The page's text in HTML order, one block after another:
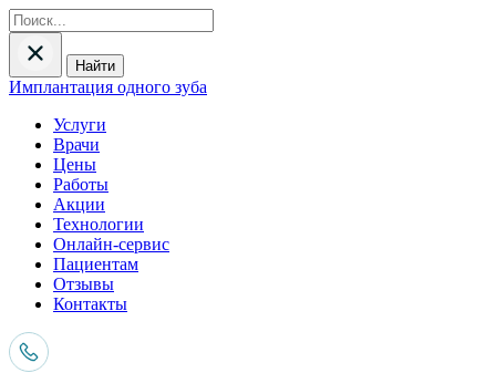
Найти
Имплантация одного зуба
Услуги
Врачи
Цены
Работы
Акции
Технологии
Онлайн-сервис
Пациентам
Отзывы
Контакты